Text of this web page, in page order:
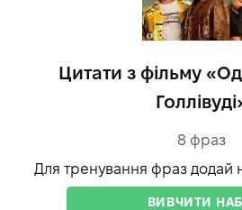
Цитати з фільму
8 фраз
Для тренування фраз додай
ВИВЧИТИ